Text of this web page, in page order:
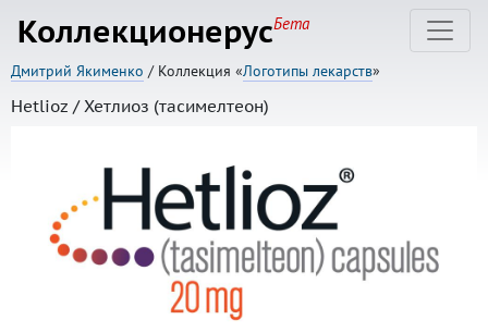
КоллекционерусБета
Дмитрий Якименко / Коллекция «Логотипы лекарств»
Hetlioz / Хетлиоз (тасимелтеон)